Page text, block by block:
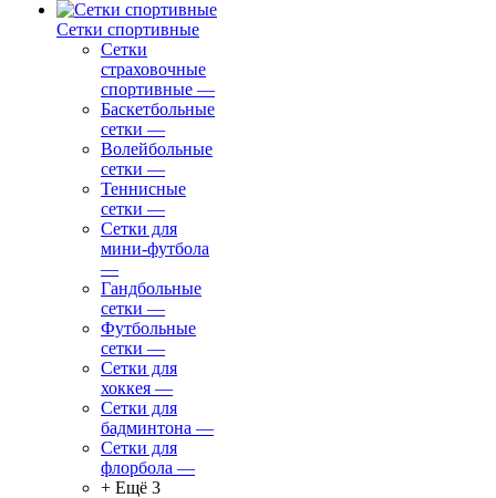
Сетки спортивные
Сетки
страховочные
спортивные —
Баскетбольные
сетки —
Волейбольные
сетки —
Теннисные
сетки —
Сетки для
мини-футбола
—
Гандбольные
сетки —
Футбольные
сетки —
Сетки для
хоккея —
Сетки для
бадминтона —
Сетки для
флорбола —
+ Ещё 3